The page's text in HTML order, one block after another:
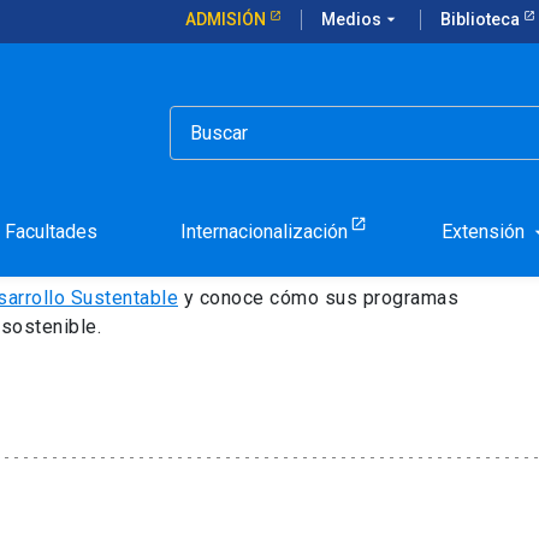
ADMISIÓN Medios arrow_drop_down Biblioteca
Facultades Internacionalización Extensión
Desarrollo
Sustentable y conoce cómo sus programas